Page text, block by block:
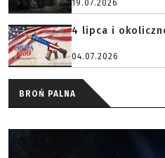
19.07.2026
4 lipca i
04.07.2026
BROŃ PALNA